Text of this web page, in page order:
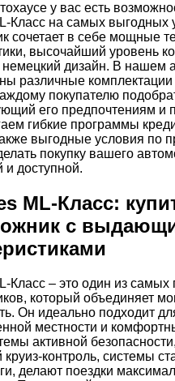
у вас есть
Класс на самых выгодных
сочетает в себе мощные
высочайший уровень
немецкий дизайн. В нашем
различные комплектации
покупателю
его предпочтениям и
гибкие программы
выгодные условия по
покупку вашего
и доступной.
ML-Класс:
с
Класс – это один из
который объединяет
Он идеально подходит
местности и
активной
контроль, системы
делают поездки